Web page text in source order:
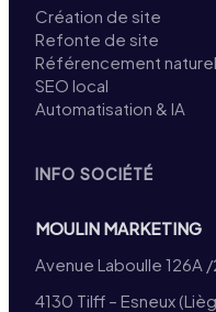
Création de site
Refonte de site
Référencement naturel
SEO local
Automatisation & IA
INFO SOCIÉTÉ
MOULIN MARKETING
Avenue Laboulle 126A /
4130 Tilff – Esneux